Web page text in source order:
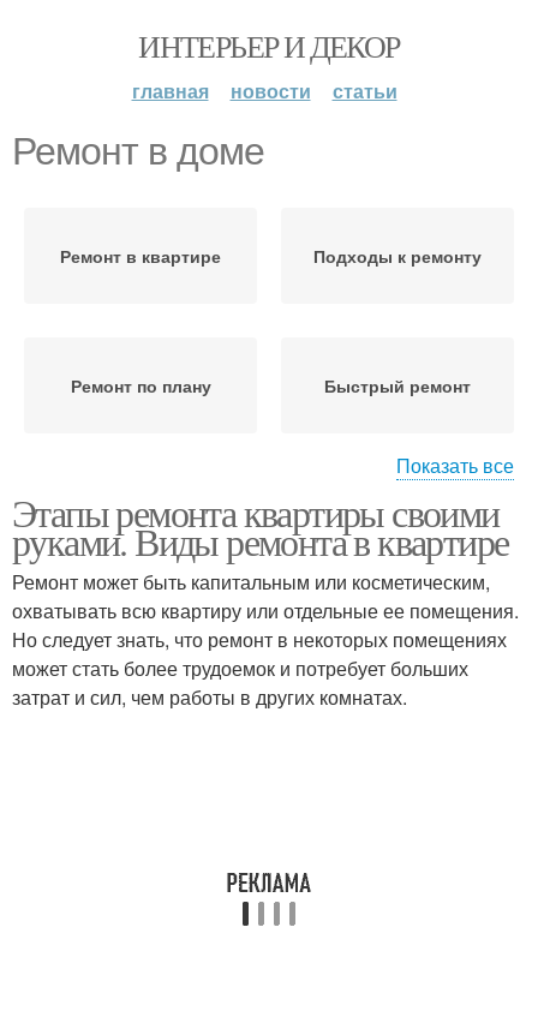
ИНТЕРЬЕР И ДЕКОР
главная новости статьи
Ремонт в доме
Ремонт в квартире Подходы к ремонту
Ремонт по плану Быстрый ремонт
квартире
квартире
Квартирный ремонт Ремонт в новостройке
Показать все
Этапы ремонта квартиры своими
руками. Виды ремонта в квартире
Ремонт может быть капитальным или косметическим,
охватывать всю квартиру или отдельные ее помещения.
Но следует знать, что ремонт в некоторых помещениях
может стать более трудоемок и потребует больших
затрат и сил, чем работы в других комнатах.